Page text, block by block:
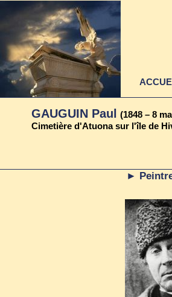
►
GAUGUIN Paul
(1848 – 8
Cimetière d'Atuona sur l'île de